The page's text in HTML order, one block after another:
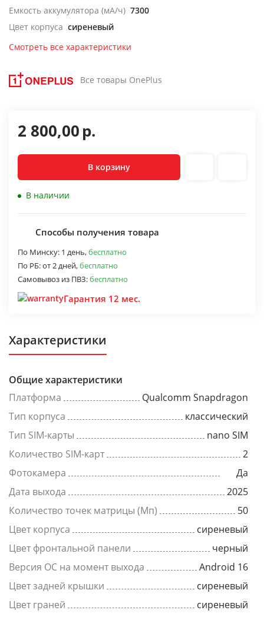
Емкость аккумулятора (мА/ч) 7300
Цвет корпуса сиреневый
Смотреть все характеристики
Все товары OnePlus
2 800,00р.
В корзину
В наличии
Способы получения товара
По Минску: 1 день,бесплатно
По РБ:от 2 дней,бесплатно
Самовывоз из ПВЗ:бесплатно
Гарантия 12 мес.
Характеристики
Общие характеристики
Платформа
Qualcomm Snapdragon
Тип корпуса
классический
Тип SIM-карты
nano SIM
Количество SIM-карт
2
Фотокамера
Да
Дата выхода
2025
Количество точек матрицы (Мп)
50
Цвет корпуса
сиреневый
Цвет фронтальной панели
черный
Версия ОС на момент выхода
Android 16
Цвет задней крышки
сиреневый
Цвет граней
сиреневый